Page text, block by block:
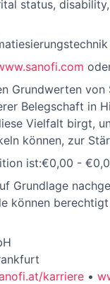
status,
Grundwerten
Belegschaft in
Vielfalt birgt,
können, zur
ist:€0,00 -
Grundlage
können
karriere •